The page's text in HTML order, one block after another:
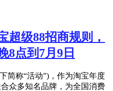
超级88招商规则，
8点到7月9日
简称“活动”)，作为淘宝年度
众多知名品牌，为全国消费